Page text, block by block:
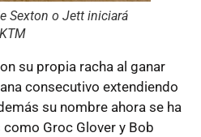
Sexton o Jett iniciará
su propia racha al ganar
consecutivo extendiendo
su nombre ahora se ha
Groc Glover y Bob